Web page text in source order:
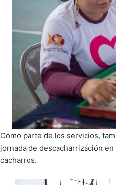
Como parte de los servicios,
jornada de descacharrización
cacharros.